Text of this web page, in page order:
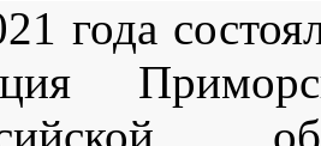
года